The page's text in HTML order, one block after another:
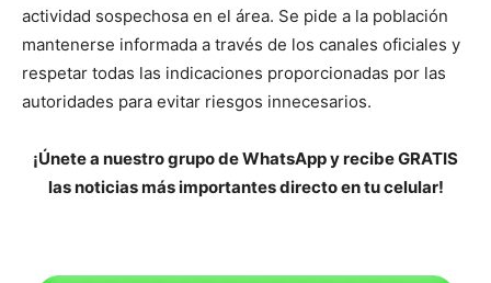
actividad sospechosa en el área. Se pide a la población
mantenerse informada a través de los canales oficiales y
respetar todas las indicaciones proporcionadas por las
autoridades para evitar riesgos innecesarios.
¡Únete a nuestro grupo de WhatsApp y recibe GRATIS
las noticias más importantes directo en tu celular!